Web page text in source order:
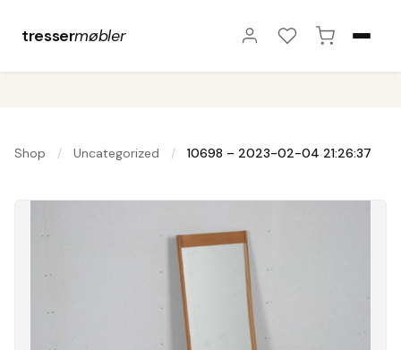
tressermøbler
Shop / Uncategorized / 10698 – 2023-02-04 21:26:37